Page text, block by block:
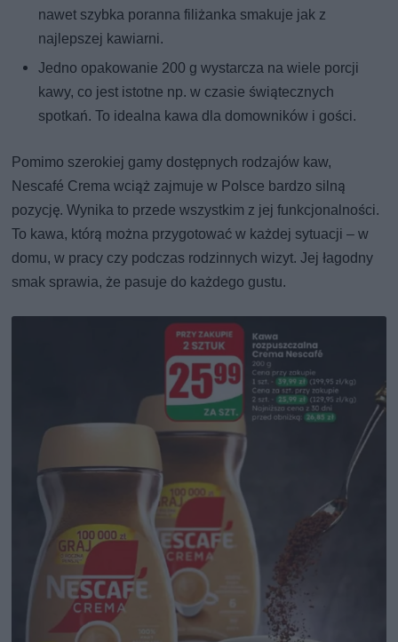
nawet szybka poranna filiżanka smakuje jak z
najlepszej kawiarni.
Jedno opakowanie 200 g wystarcza na wiele porcji
kawy, co jest istotne np. w czasie świątecznych
spotkań. To idealna kawa dla domowników i gości.
Pomimo szerokiej gamy dostępnych rodzajów kaw,
Nescafé Crema wciąż zajmuje w Polsce bardzo silną
pozycję. Wynika to przede wszystkim z jej funkcjonalności.
To kawa, którą można przygotować w każdej sytuacji – w
domu, w pracy czy podczas rodzinnych wizyt. Jej łagodny
smak sprawia, że pasuje do każdego gustu.